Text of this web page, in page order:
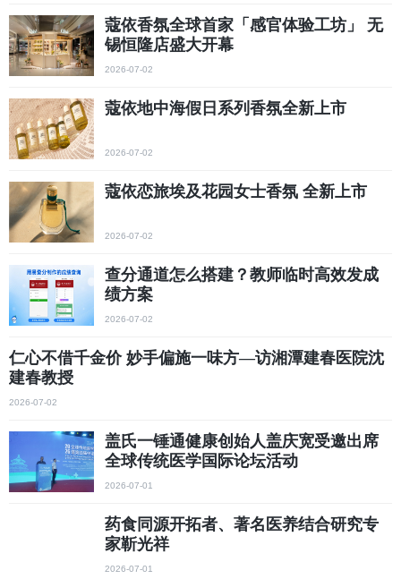
蔻依香氛全球首家「感官体验工坊」 无
锡恒隆店盛大开幕
2026-07-02
蔻依地中海假日系列香氛全新上市
2026-07-02
蔻依恋旅埃及花园女士香氛 全新上市
2026-07-02
查分通道怎么搭建？教师临时高效发成
绩方案
2026-07-02
仁心不借千金价 妙手偏施一味方—访湘潭建春医院沈
建春教授
2026-07-02
盖氏一锤通健康创始人盖庆宽受邀出席
全球传统医学国际论坛活动
2026-07-01
药食同源开拓者、著名医养结合研究专
家靳光祥
2026-07-01